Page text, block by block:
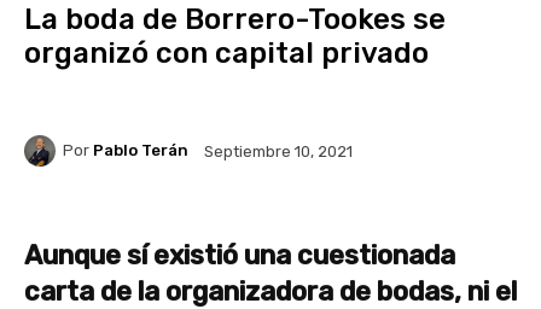
La boda de Borrero-Tookes se
organizó con capital privado
Por Pablo Terán Septiembre 10, 2021
Aunque sí existió una cuestionada
carta de la organizadora de bodas, ni el